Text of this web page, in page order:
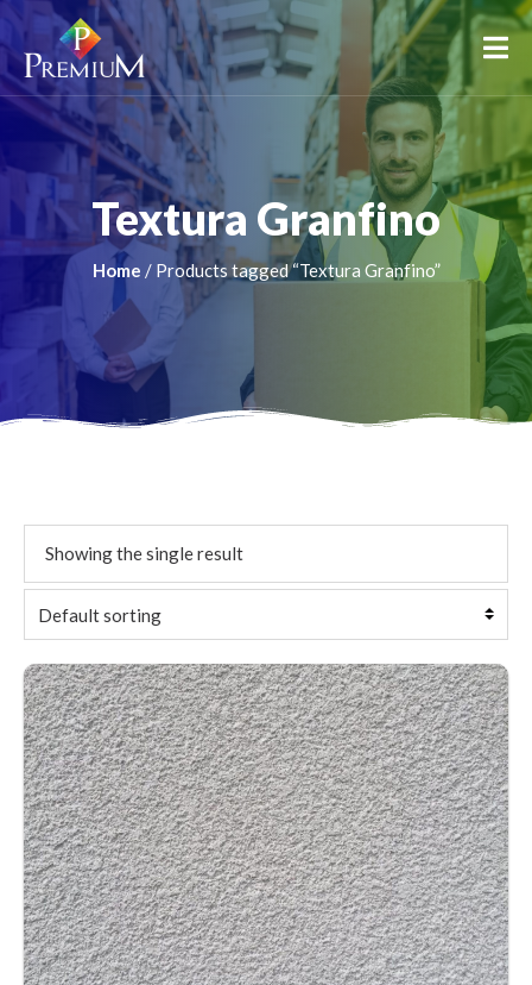
Textura Granfino
Home / Products tagged “Textura Granfino”
Showing the single result